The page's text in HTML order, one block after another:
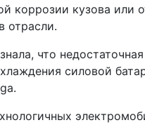
коррозии кузова или
отрасли.
что
силовой